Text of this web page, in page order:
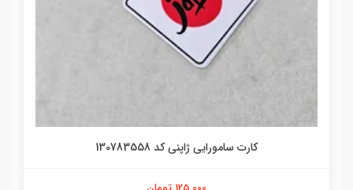
کارت سامورایی ژاپنی کد 130783558